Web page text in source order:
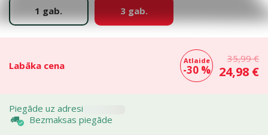
1 gab. 3 gab.
Labāka cena Atlaide
-30 %
35,99 €
24,98 €
Piegāde uz adresi
Bezmaksas piegāde